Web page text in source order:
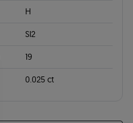
H
SI2
19
0.025 ct